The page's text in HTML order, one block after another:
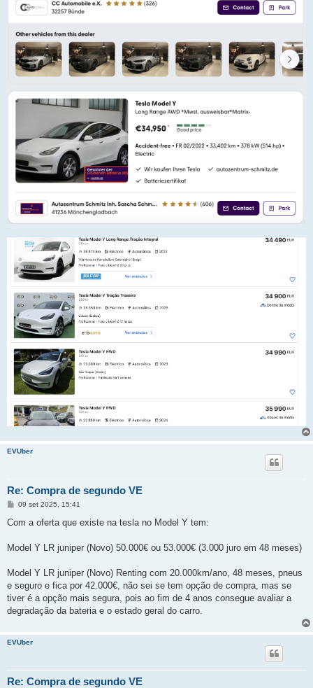
EVUber
Re: Compra de segundo VE
M
n
g
09 set 2025, 15:41
Com a oferta que existe na tesla no Model Y tem:
Model Y LR juniper (Novo) 50.000€ ou 53.000€ (3.000 juro em 48 meses)
Model Y LR juniper (Novo) Renting com 20.000km/ano, 48 meses, pneus
e seguro e fica por 42.000€, não sei se tem opção de compra, mas se
tiver é a opção mais segura, pois ao fim de 4 anos consegue avaliar a
degradação da bateria e o estado geral do carro.
EVUber
Re: Compra de segundo VE